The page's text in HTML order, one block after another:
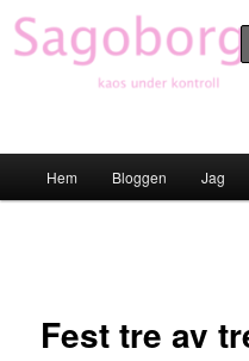
Hoppa
till
primärt
Hem Bloggen Jag
Fest tre av